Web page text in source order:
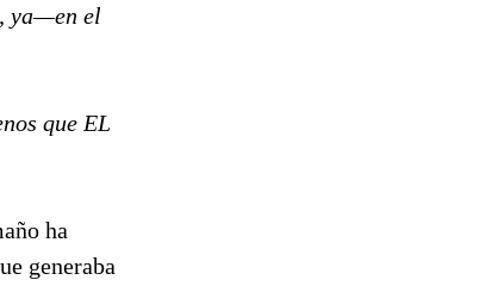
ya—en el
que EL
ha
generaba